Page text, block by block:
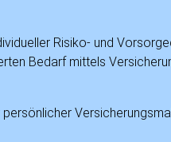
Risiko- und
Bedarf mittels
persönlicher